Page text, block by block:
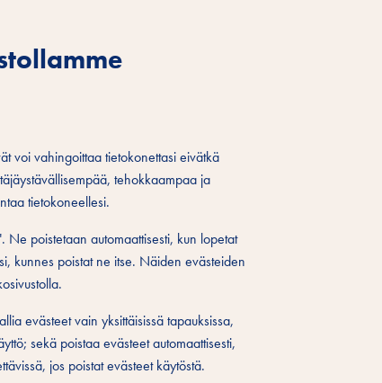
voi vahingoittaa tietokonettasi eivätkä
tehokkaampaa ja
tietokoneellesi.
Ne poistetaan automaattisesti, kun lopetat
kunnes poistat ne itse. Näiden evästeiden
evästeet vain yksittäisissä tapauksissa,
sekä poistaa evästeet automaattisesti,
jos poistat evästeet käytöstä.